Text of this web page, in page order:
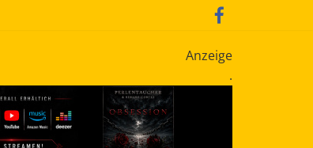
Anzeige
.